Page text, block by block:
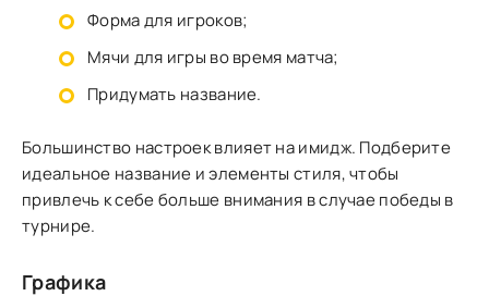
Форма для игроков;
Мячи для игры во время матча;
Придумать название.
Большинство настроек влияет на имидж. Подберите
идеальное название и элементы стиля, чтобы
привлечь к себе больше внимания в случае победы в
турнире.
Графика